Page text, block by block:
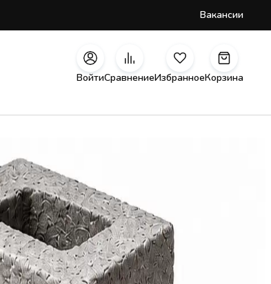
Вакансии
ВойтиСравнениеИзбранноеКорзина